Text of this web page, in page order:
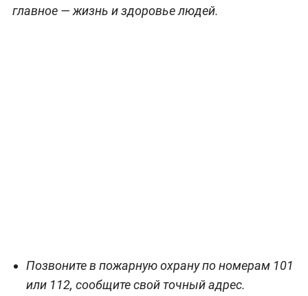
главное — жизнь и здоровье людей.
Позвоните в пожарную охрану по номерам 101
или 112, сообщите свой точный адрес.